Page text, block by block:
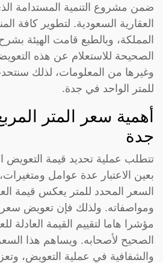
ضمن مشروع التنمية المستدامة
العقارية السعودية. لتطوير كافة
المملكة، وبالطبع قامت الهيئة
الصحيحة للاستعلام عن هذه
وغيرها من المعلومات، لذلك
للمتر الواحد في جدة.
أهمية سعر المتر
جدة
تتطلب عملية تحديد قيمة التعويض
بعين الاعتبار عدة عوامل
السعر المحدد للمتر يعكس قيمة
ومواصفاته. ولذلك فإن تعويض سعر
مؤشرا هاما لتقييم القيمة العادلة
الصحيح لأصحابه. ويساهم هذا
والشفافية في عملية التعويض،